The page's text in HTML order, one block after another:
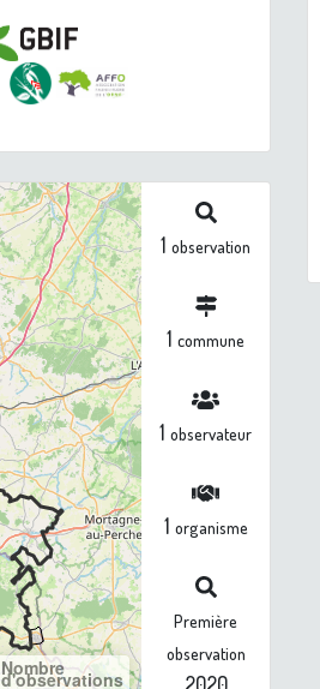
Nombre
d'observations
1 observation
1 commune
1 observateur
1 organisme
Première
observation